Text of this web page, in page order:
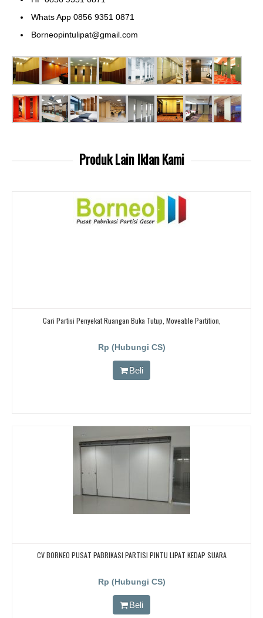
Whats App 0856 9351 0871
Borneopintulipat@gmail.com
Produk LainIklan Kami
Cari Partisi Penyekat Ruangan Buka Tutup, Moveable Partition,
Rp (Hubungi CS)
Beli
CV BORNEO PUSAT PABRIKASI PARTISI PINTU LIPAT KEDAP SUARA
Rp (Hubungi CS)
Beli